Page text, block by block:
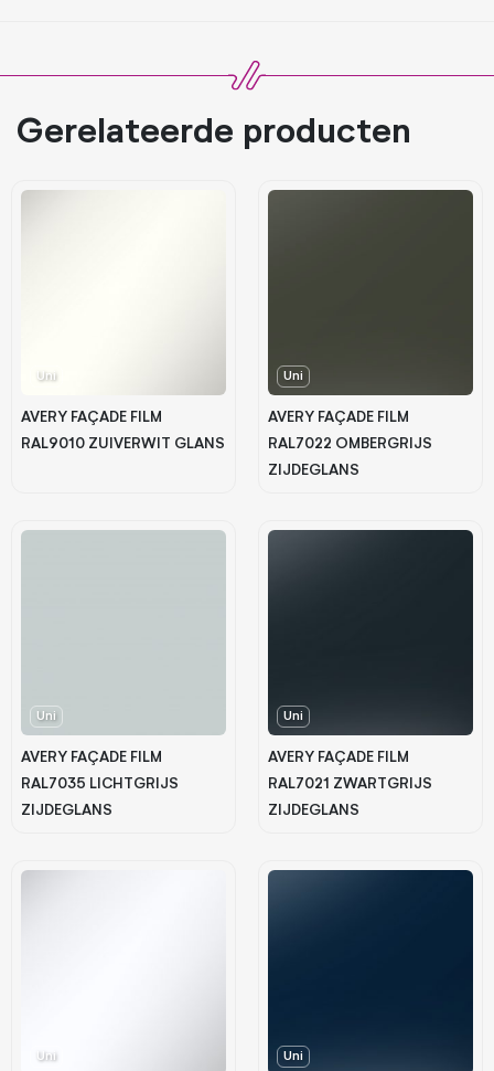
Gerelateerde producten
Uni
AVERY FAÇADE FILM
RAL9010 ZUIVERWIT GLANS
Uni
AVERY FAÇADE FILM
RAL7022 OMBERGRIJS
ZIJDEGLANS
Uni
AVERY FAÇADE FILM
RAL7035 LICHTGRIJS
ZIJDEGLANS
Uni
AVERY FAÇADE FILM
RAL7021 ZWARTGRIJS
ZIJDEGLANS
Uni Uni